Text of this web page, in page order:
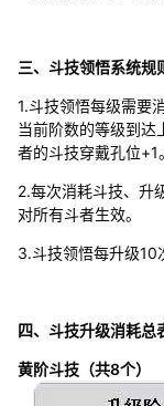
三、斗技领悟系统规
1.斗技领悟每级需要
当前阶数的等级到达
者的斗技穿戴孔位+1。
2.每次消耗斗技、升
对所有斗者生效。
3.斗技领悟每升级10
四、斗技升级消耗总
黄阶斗技（共8个）